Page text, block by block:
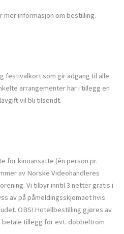
informasjon om bestilling.
festivalkort som gir adgang til alle
arrangementer har i tillegg en
vil bli tilsendt.
for kinoansatte (én person pr.
av Norske Videohandleres
Vi tilbyr inntil 3 netter gratis i
av på påmeldingsskjemaet hvis
OBS! Hotellbestilling gjøres av
betale tillegg for evt. dobbeltrom